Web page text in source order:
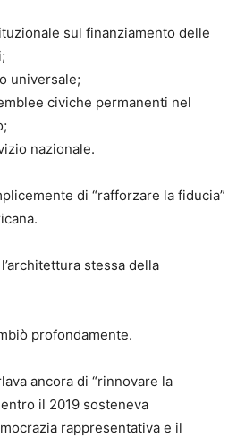
sul finanziamento delle
universale;
civiche permanenti nel
nazionale.
di “rafforzare la fiducia”
stessa della
profondamente.
ancora di “rinnovare la
il 2019 sosteneva
rappresentativa e il